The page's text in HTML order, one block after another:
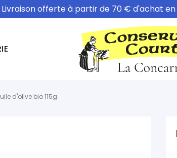
Livraison offerte à partir de 70 € d'achat
d'olive bio 115g